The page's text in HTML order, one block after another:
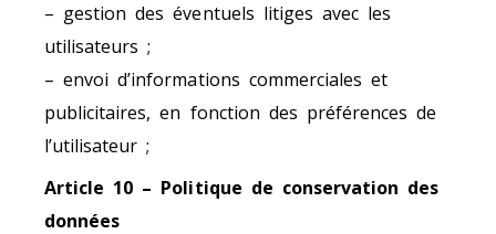
– gestion des éventuels litiges avec les
utilisateurs ;
– envoi d’informations commerciales et
publicitaires, en fonction des préférences de
l’utilisateur ;
Article 10 – Politique de conservation des
données